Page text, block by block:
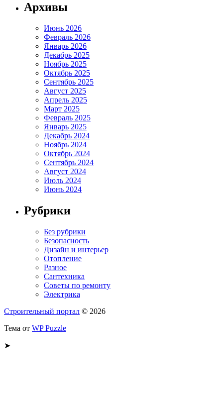
Архивы
Июнь 2026
Февраль 2026
Январь 2026
Декабрь 2025
Ноябрь 2025
Октябрь 2025
Сентябрь 2025
Август 2025
Апрель 2025
Март 2025
Февраль 2025
Январь 2025
Декабрь 2024
Ноябрь 2024
Октябрь 2024
Сентябрь 2024
Август 2024
Июль 2024
Июнь 2024
Рубрики
Без рубрики
Безопасность
Дизайн и интерьер
Отопление
Разное
Сантехника
Советы по ремонту
Электрика
Строительный портал © 2026
Тема от WP Puzzle
➤